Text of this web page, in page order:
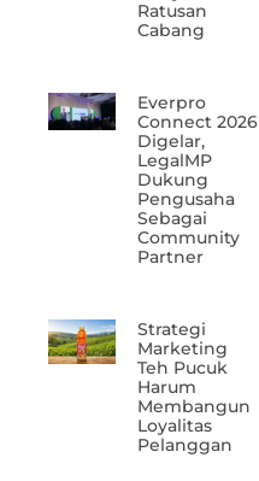
Ratusan
Cabang
Everpro
Connect 2026
Digelar,
LegalMP
Dukung
Pengusaha
Sebagai
Community
Partner
Strategi
Marketing
Teh Pucuk
Harum
Membangun
Loyalitas
Pelanggan